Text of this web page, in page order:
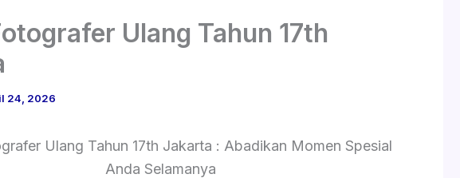
Ulang Tahun 17th
24, 2026
Ulang Tahun 17th Jakarta : Abadikan Momen Spesial
Anda Selamanya